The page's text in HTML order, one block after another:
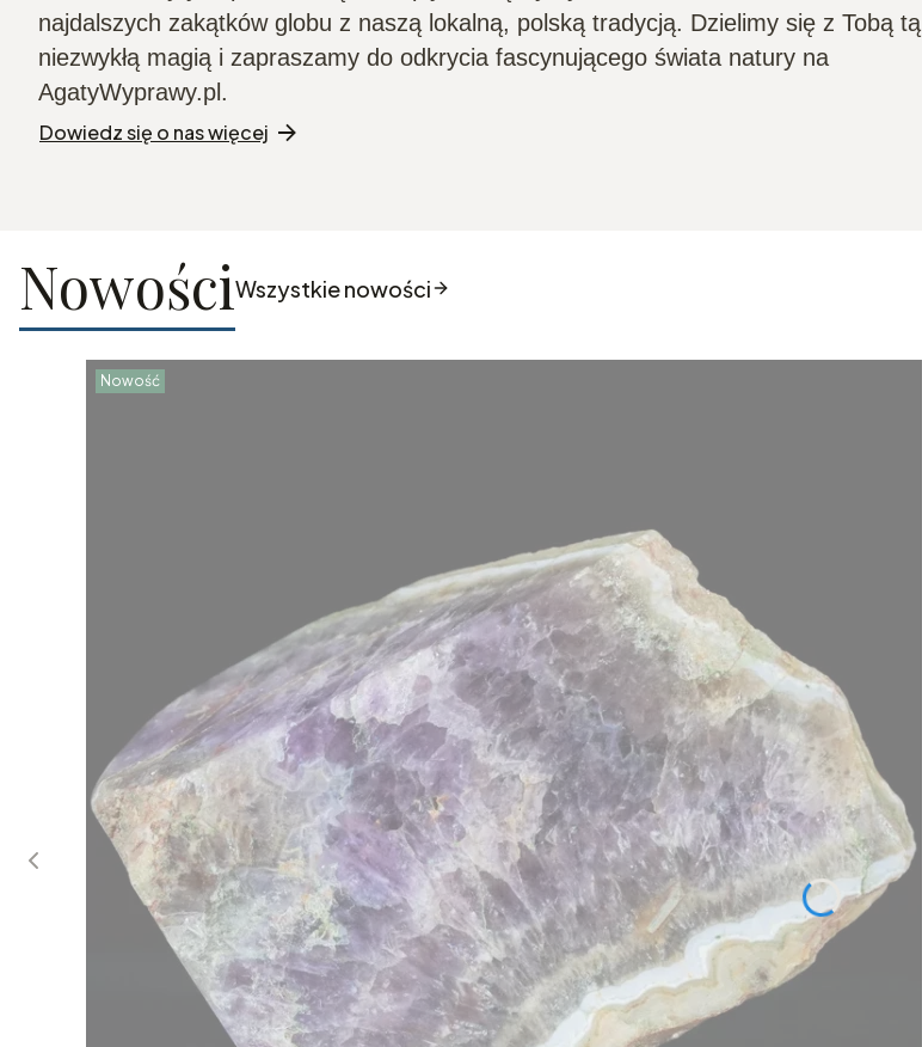
najdalszych zakątków globu z naszą lokalną, polską tradycją. Dzielimy się z Tobą tą
niezwykłą magią i zapraszamy do odkrycia fascynującego świata natury na
AgatyWyprawy.pl.
Dowiedz się o nas więcej
NowościWszystkie nowości
Nowość